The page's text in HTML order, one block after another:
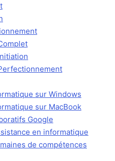
sur Windows
sur MacBook
Google
en informatique
de compétences